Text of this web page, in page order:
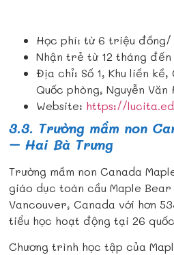
Học phí: từ 6 triệu đồng/
Nhận trẻ từ 12 tháng đến
Địa chỉ: Số 1, Khu liền kề,
Quốc phòng, Nguyễn Văn
Website: https://
3.3. Trường mầm non
– Hai Bà Trưng
Trường mầm non Canada
giáo dục toàn cầu Maple
Vancouver, Canada với hơn
tiểu học hoạt động tại 26
Chương trình học tập của